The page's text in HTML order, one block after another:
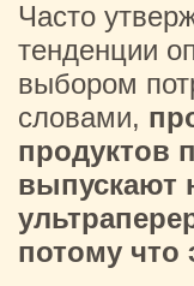
Часто
тенденции
выбором
словами,
продуктов
выпускают
потому что